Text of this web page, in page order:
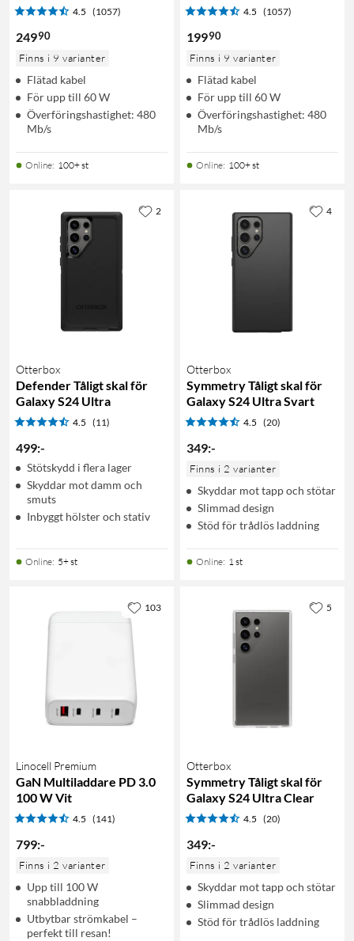
4.5 (1057)
24990
Finns i 9 varianter
Flätad kabel
För upp till 60 W
Överföringshastighet: 480
Mb/s
Online: 100+ st
4.5 (1057)
19990
Finns i 9 varianter
Flätad kabel
För upp till 60 W
Överföringshastighet: 480
Mb/s
Online: 100+ st
Otterbox
Defender Tåligt skal för
Galaxy S24 Ultra
4.5 (11)
499:-
Stötskydd i flera lager
Skyddar mot damm och
smuts
Inbyggt hölster och stativ
Online: 5+ st
2
Otterbox
Symmetry Tåligt skal för
Galaxy S24 Ultra Svart
4.5 (20)
349:-
Finns i 2 varianter
Skyddar mot tapp och stötar
Slimmad design
Stöd för trådlös laddning
Online: 1 st
4
Linocell Premium
GaN Multiladdare PD 3.0
100 W Vit
4.5 (141)
799:-
Finns i 2 varianter
Upp till 100 W
snabbladdning
Utbytbar strömkabel –
perfekt till resan!
103
Otterbox
Symmetry Tåligt skal för
Galaxy S24 Ultra Clear
4.5 (20)
349:-
Finns i 2 varianter
Skyddar mot tapp och stötar
Slimmad design
Stöd för trådlös laddning
5